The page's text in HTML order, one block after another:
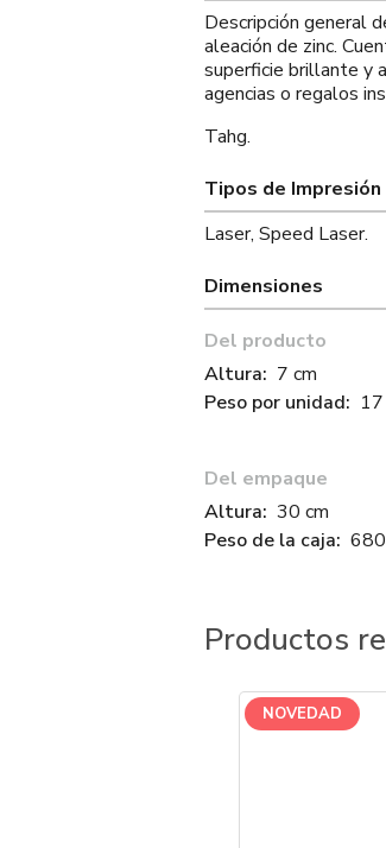
Descripción general
aleación de zinc.
superficie brillante y
agencias o regalos
Tahg.
Tipos de Impresión
Laser, Speed Laser.
Dimensiones
Del producto
Altura: 7 cm
Peso por unidad:
Del empaque
Altura: 30 cm
Peso de la caja:
Productos
NOVEDAD